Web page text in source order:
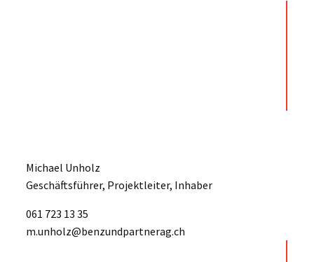
Michael Unholz
Geschäftsführer, Projektleiter, Inhaber
061 723 13 35
m.unholz@benzundpartnerag.ch